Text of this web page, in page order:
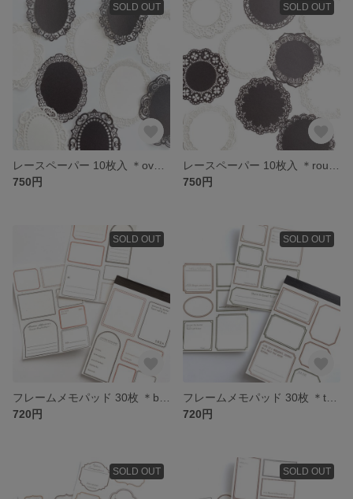
SOLD OUT
750円
SOLD OUT
750円
SOLD OUT
720円
SOLD OUT
720円
SOLD OUT SOLD OUT